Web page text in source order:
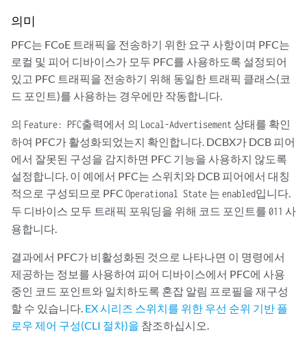
            scheduler-maps {
                    forwarding-class fcoe scheduler pfc-sched;
forwarding-class assured-forwarding scheduler
forwarding-class best-effort scheduler default-
forwarding-class network-control scheduler
                }
            }
            schedulers {
                    buffer-size percent 25;
                }
                default-sched {
                    buffer-size percent 17;
            }
        }
    }
    ethernet-switching-options {
        secure-access-port {
            interface xe-0/0/30.0 {
    Feature: PFC, Protocol-State: in-sync
      Operational State: Enabled
      Local-Advertisement:
        Enable: Yes, Willing: No, Error: No
        Maximum Traffic Classes capable to support PFC: 6
        Code Point          Admin Mode
          000                 Disabled
          001                 Disabled
          010                 Disabled
          011                 Disabled
          100                 Disabled
          011                 Enabled
          111                 Disabled
      Peer-Advertisement:
        Enable: Yes, Willing: No, Error: No
의미
PFC는 FCoE 트래픽을 전송하기 위한 요구 사항이며 PFC는
로컬 및 피어 디바이스가 모두 PFC를 사용하도록 설정되어
있고 PFC 트래픽을 전송하기 위해 동일한 트래픽 클래스(코
드 포인트)를 사용하는 경우에만 작동합니다.
의 Feature: PFC출력에서 의 Local-Advertisement 상태를 확인
하여 PFC가 활성화되었는지 확인합니다. DCBX가 DCB 피어
에서 잘못된 구성을 감지하면 PFC 기능을 사용하지 않도록
설정합니다. 이 예에서 PFC는 스위치와 DCB 피어에서 대칭
적으로 구성되므로 PFC Operational State 는 enabled입니다.
두 디바이스 모두 트래픽 포워딩을 위해 코드 포인트를 011 사
용합니다.
결과에서 PFC가 비활성화된 것으로 나타나면 이 명령에서
제공하는 정보를 사용하여 피어 디바이스에서 PFC에 사용
중인 코드 포인트와 일치하도록 혼잡 알림 프로필을 재구성
할 수 있습니다. EX 시리즈 스위치를 위한 우선 순위 기반 플
로우 제어 구성(CLI 절차)을 참조하십시오.